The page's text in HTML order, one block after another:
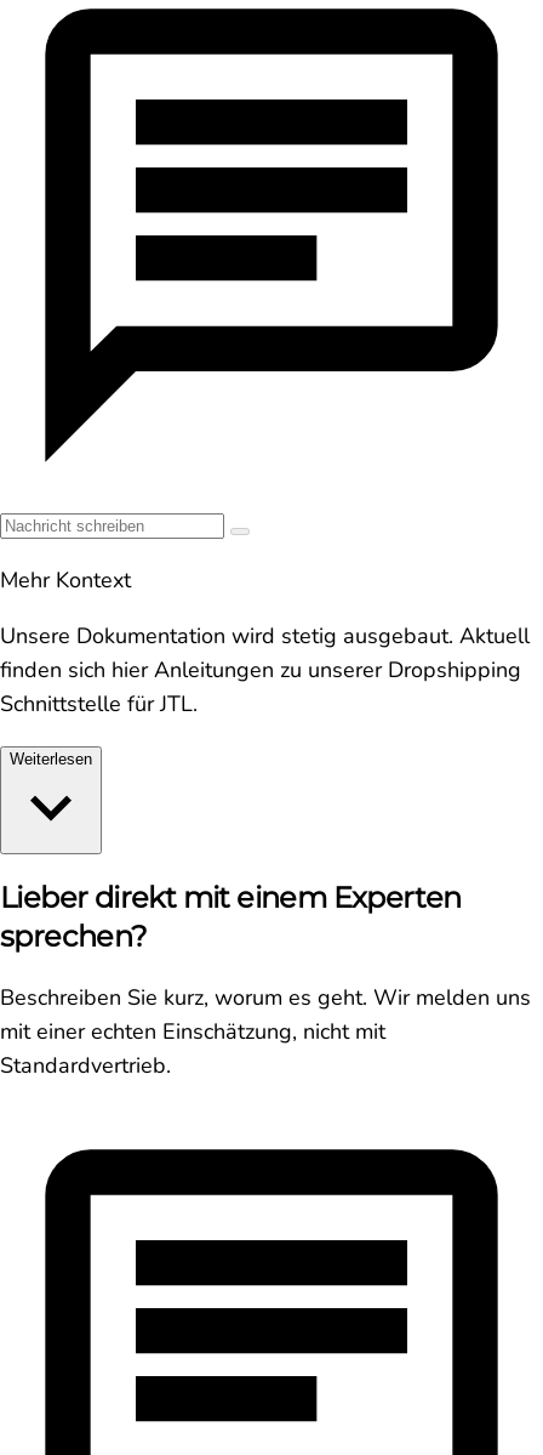
Mehr Kontext
Unsere Dokumentation wird stetig ausgebaut. Aktuell
finden sich hier Anleitungen zu unserer Dropshipping
Schnittstelle für JTL.
Weiterlesen
Lieber direkt mit einem Experten
sprechen?
Beschreiben Sie kurz, worum es geht. Wir melden uns
mit einer echten Einschätzung, nicht mit
Standardvertrieb.